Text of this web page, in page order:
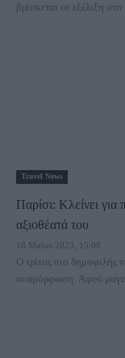
βρίσκεται σε εξέλιξη
Travel News
Παρίσι: Κλείνει για
αξιοθέατά του
18 Μαΐου 2023, 15:08
Ο τρίτος πιο δημοφιλής
αναμόρφωση. Αφού